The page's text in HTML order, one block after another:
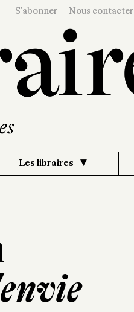
S'abonner Nous contacter
Les libraires